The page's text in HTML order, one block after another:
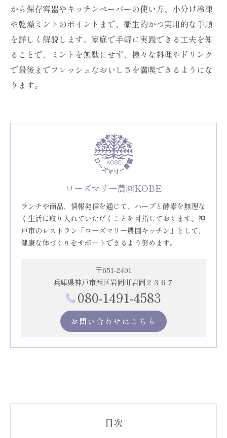
から保存容器やキッチンペーパーの使い方、小分け冷凍
や乾燥ミントのポイントまで、衛生的かつ実用的な手順
を詳しく解説します。家庭で手軽に実践できる工夫を知
ることで、ミントを無駄にせず、様々な料理やドリンク
で最後までフレッシュなおいしさを満喫できるようにな
ります。
ローズマリー農園KOBE
ランチや商品、情報発信を通じて、ハーブと酵素を無理な
く生活に取り入れていただくことを目指しております。神
戸市のレストラン「ローズマリー農園キッチン」として、
健康な体づくりをサポートできるよう努めます。
〒651-2401
兵庫県神戸市西区岩岡町岩岡２３６７
080-1491-4583
お問い合わせはこちら
目次